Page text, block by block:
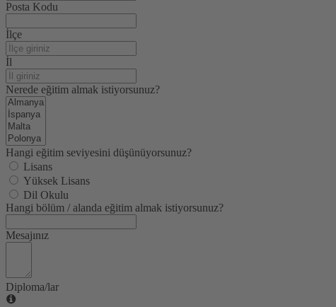
Posta Kodu
İlçe
İl
Nerede eğitim almak istiyorsunuz?
Hangi eğitim seviyesini düşünüyorsunuz?
Lisans
Yüksek Lisans
Dil Okulu
Hangi bölüm / alanda eğitim almak istiyorsunuz?
Mesajınız
Diploma/lar